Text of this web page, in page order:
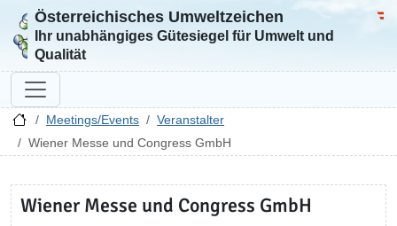
Zur Startseite
Österreichisches Umweltzeichen
Ihr unabhängiges Gütesiegel für Umwelt und
Qualität
Meetings/Events
Veranstalter
Wiener Messe und Congress GmbH
Wiener Messe und Congress GmbH